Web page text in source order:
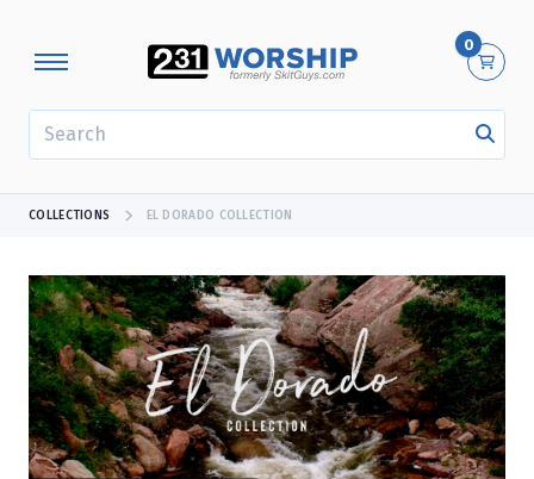
0
COLLECTIONS EL DORADO COLLECTION